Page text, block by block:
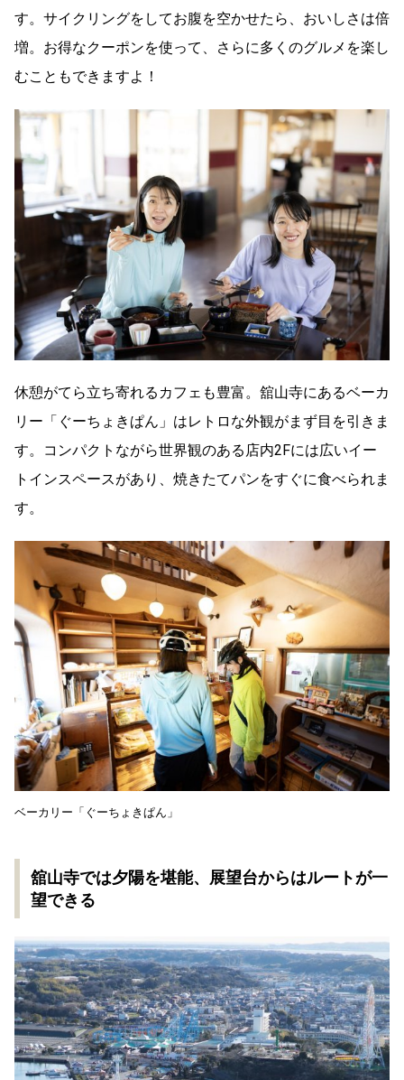
す。サイクリングをしてお腹を空かせたら、おいしさは倍
増。お得なクーポンを使って、さらに多くのグルメを楽し
むこともできますよ！
休憩がてら立ち寄れるカフェも豊富。舘山寺にあるベーカ
リー「ぐーちょきぱん」はレトロな外観がまず目を引きま
す。コンパクトながら世界観のある店内2Fには広いイー
トインスペースがあり、焼きたてパンをすぐに食べられま
す。
ベーカリー「ぐーちょきぱん」
舘山寺では夕陽を堪能、展望台からはルートが一
望できる